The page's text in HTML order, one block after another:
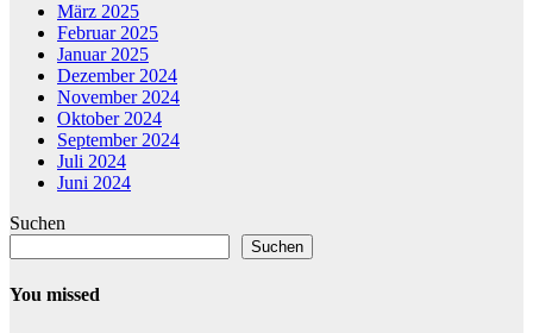
März 2025
Februar 2025
Januar 2025
Dezember 2024
November 2024
Oktober 2024
September 2024
Juli 2024
Juni 2024
Suchen
Suchen
You missed